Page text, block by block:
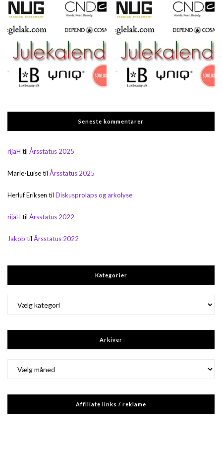
Seneste kommentarer
rijaH til Årsstatus 2025
Marie-Luisetil Årsstatus 2025
Herluf Eriksen til Diskusprolaps og arkolyse
rijaH til Årsstatus 2022
Jakob til Årsstatus 2022
Kategorier
Arkiver
Affiliate links / reklame